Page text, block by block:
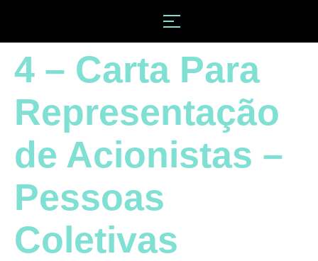
4 – Carta Para
Representação
de Acionistas –
Pessoas
Coletivas